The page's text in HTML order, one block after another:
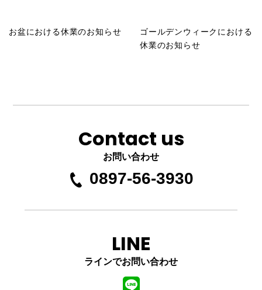
お盆における休業のお知らせ
ゴールデンウィークにおける
休業のお知らせ
Contact us
お問い合わせ
0897-56-3930
LINE
ラインでお問い合わせ